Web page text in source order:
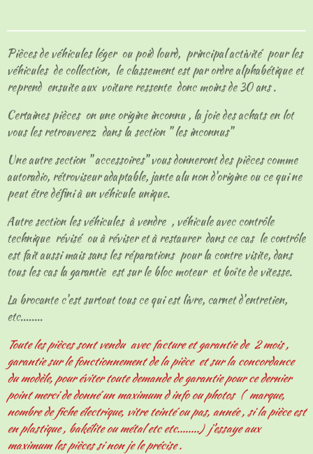
g
r
g
r
g
r
g
r
Pièces de véhicules léger ou poid lourd, principal activité pour les
véhicules de collection, le classement est par ordre alphabétique et
reprend ensuite aux voiture ressente donc moins de 30 ans .
Certaines pièces on une origine inconnu , la joie des achats en lot
vous les retrouverez dans la section " les inconnus"
Une autre section " accessoires" vous donneront des pièces comme
autoradio, rétroviseur adaptable, jante alu non d'origine ou ce qui ne
peut être défini à un véhicule unique.
Autre section les véhicules à vendre , véhicule avec contrôle
technique révisé ou à réviser et à restaurer dans ce cas le contrôle
est fait aussi mais sans les réparations pour la contre visite, dans
tous les cas la garantie est sur le bloc moteur et boîte de vitesse.
La brocante c'est surtout tous ce qui est livre, carnet d'entretien,
etc........
Toute les pièces sont vendu avec facture et garantie de 2 mois ,
garantie sur le fonctionnement de la pièce et sur la concordance
du modèle, pour éviter toute demande de garantie pour ce dernier
point merci de donné un maximum d info ou photos ( marque,
nombre de fiche électrique, vitre teinté ou pas, année , si la pièce est
en plastique , bakélite ou métal etc etc........) j'essaye aux
maximum les pièces si non je le précise .